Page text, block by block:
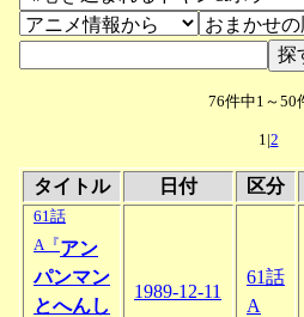
76件中1～50
1|2
タイトル 日付 区分
61話
A『アン
パンマン
とへんし
1989-12-11
61話
A